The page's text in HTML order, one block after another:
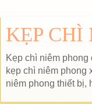
KẸP CHÌ
Kẹp chì niêm phong
kẹp chì niêm phong
niêm phong thiết bị,